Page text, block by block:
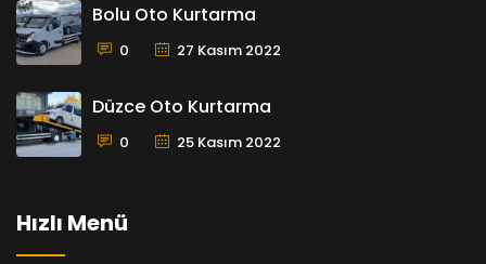
Bolu Oto Kurtarma
0 27 Kasım 2022
Düzce Oto Kurtarma
0 25 Kasım 2022
Hızlı Menü